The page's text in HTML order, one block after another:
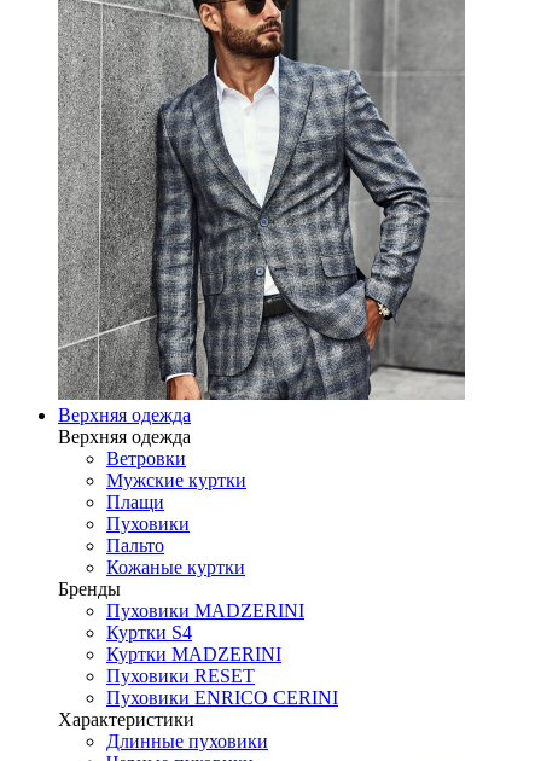
Верхняя одежда
Верхняя одежда
Ветровки
Мужские куртки
Плащи
Пуховики
Пальто
Кожаные куртки
Бренды
Пуховики MADZERINI
Куртки S4
Куртки MADZERINI
Пуховики RESET
Пуховики ENRICO CERINI
Характеристики
Длинные пуховики